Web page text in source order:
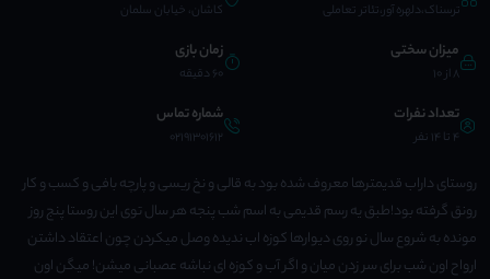
ترسناک،دلهره آور،تئاتر تعاملی کاشان، خیابان سلمان
میزان سختی
8 از 10
زمان بازی
60 دقیقه
تعداد نفرات
4 تا 14 نفر
شماره تماس
02191301612
روستای داراب قدیمترها معروف شده بود به قالی و نخ ریسی و پارچه بافی و کسب و کار
رونق گرفته بود!طبق یه رسم قدیمی به اسم شب پنجه هر سال توی این روستا پنج روز
مونده به شروع سال نو روی دیوارها کوزه اب ندیده وصل میکردن چون اعتقاد داشتن
ارواح اون شب برای سر زدن میان و اگر آب و کوزه ای نباشه عصبانی میشن! میگن اون